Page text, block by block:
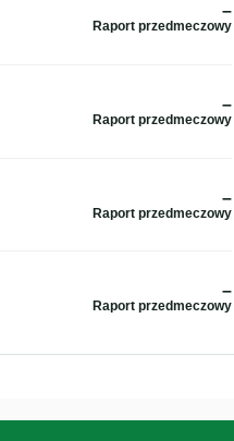
–
Raport przedmeczowy
–
Raport przedmeczowy
–
Raport przedmeczowy
–
Raport przedmeczowy